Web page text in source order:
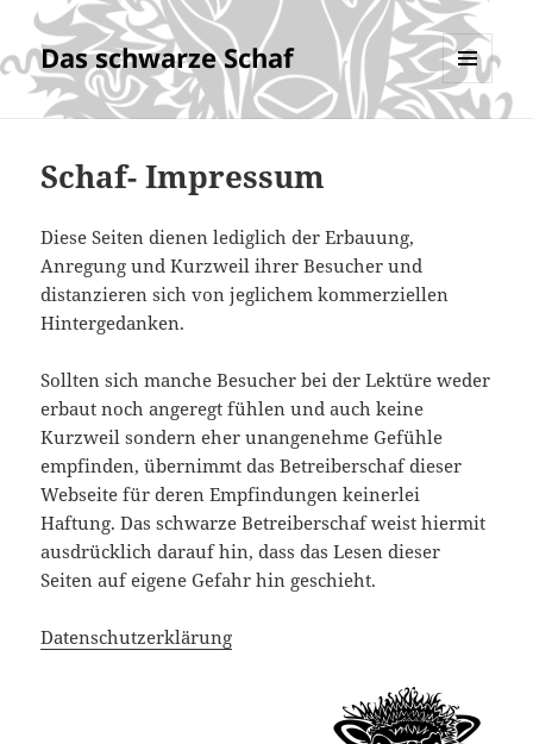
Das schwarze Schaf
MENÜ
UND
Schaf- Impressum
Diese Seiten dienen lediglich der Erbauung,
Anregung und Kurzweil ihrer Besucher und
distanzieren sich von jeglichem kommerziellen
Hintergedanken.
Sollten sich manche Besucher bei der Lektüre weder
erbaut noch angeregt fühlen und auch keine
Kurzweil sondern eher unangenehme Gefühle
empfinden, übernimmt das Betreiberschaf dieser
Webseite für deren Empfindungen keinerlei
Haftung. Das schwarze Betreiberschaf weist hiermit
ausdrücklich darauf hin, dass das Lesen dieser
Seiten auf eigene Gefahr hin geschieht.
Datenschutzerklärung